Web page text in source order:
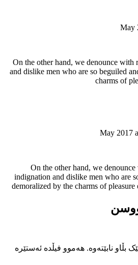
On the other hand, we denounce with
and dislike men who are so beguiled
charms of
On the other hand, we
indignation and dislike men who are
demoralized by the charms of pleasure
بڵاو نابێتەوە. هەموو فیڵدە ئەستێرە